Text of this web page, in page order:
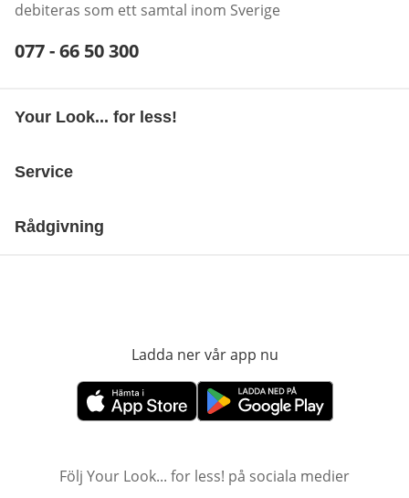
debiteras som ett samtal inom Sverige
Telefonnummer:
077 - 66 50 300
Your Look... for less!
Service
Rådgivning
Ladda ner vår app nu
öppnas i nytt fönsteröppnas i nytt fönster
Följ Your Look... for less! på sociala medier